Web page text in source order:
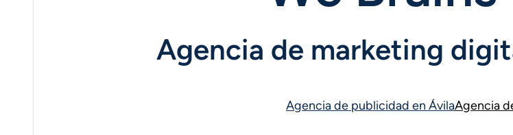
Agencia de marketing
Agencia de publicidad en ÁvilaAgencia